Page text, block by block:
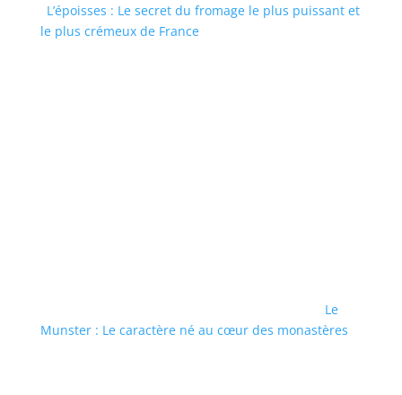
L’époisses : Le secret du fromage le plus puissant et
le plus crémeux de France
Le
Munster : Le caractère né au cœur des monastères